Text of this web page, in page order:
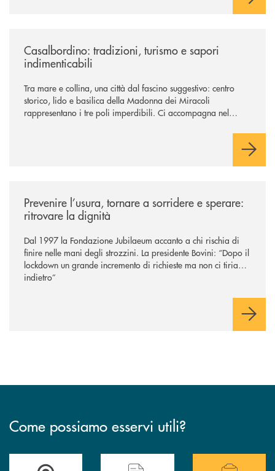
Casalbordino: tradizioni, turismo e sapori
indimenticabili
Tra mare e collina, una città dal fascino suggestivo: centro
storico, lido e basilica della Madonna dei Miracoli
rappresentano i tre poli imperdibili. Ci accompagna nel
Prevenire l’usura, tornare a sorridere e sperare:
ritrovare la dignità
Dal 1997 la Fondazione Jubilaeum accanto a chi rischia di
finire nelle mani degli strozzini. La presidente Bovini: “Dopo il
lockdown un grande incremento di richieste ma non ci tiriamo
indietro”
Come possiamo esservi utili?
Accedi all' elenco completo delle filiali . Hai bisogno di